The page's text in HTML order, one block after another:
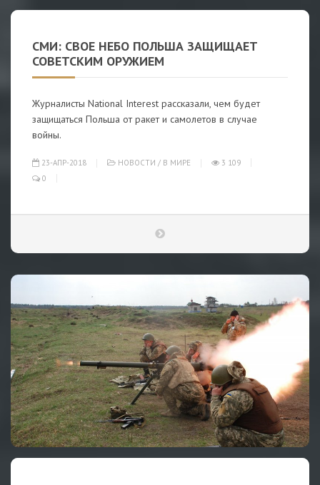
СМИ: СВОЕ НЕБО ПОЛЬША ЗАЩИЩАЕТ
СОВЕТСКИМ ОРУЖИЕМ
Журналисты National Interest рассказали, чем будет
защищаться Польша от ракет и самолетов в случае
войны.
23-АПР-2018 НОВОСТИ / В МИРЕ
3 109
0